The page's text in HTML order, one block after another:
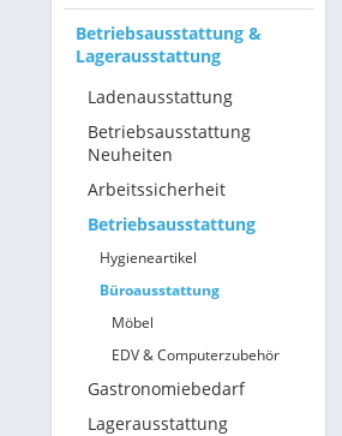
Bürobedarf
SALE %
Betriebsausstattung &
Lagerausstattung
Ladenausstattung
Betriebsausstattung
Neuheiten
Arbeitssicherheit
Betriebsausstattung
Hygieneartikel
Büroausstattung
Möbel
EDV & Computerzubehör
Gastronomiebedarf
Lagerausstattung